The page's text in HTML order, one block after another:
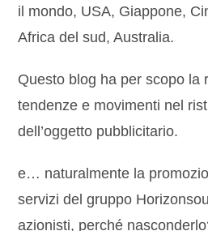
il mondo, USA, Giappone,
Africa del sud, Australia.
Questo blog ha per scopo la
tendenze e movimenti nel
dell’oggetto pubblicitario.
e… naturalmente la
servizi del gruppo
azionisti, perché